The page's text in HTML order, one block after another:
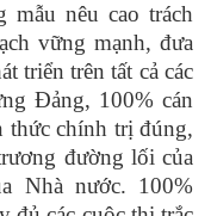
nêu cao trách
vững mạnh, đưa
triển trên tất cả các
Đảng, 100% cán
thức chính trị đúng,
đường lối của
Nhà nước. 100%